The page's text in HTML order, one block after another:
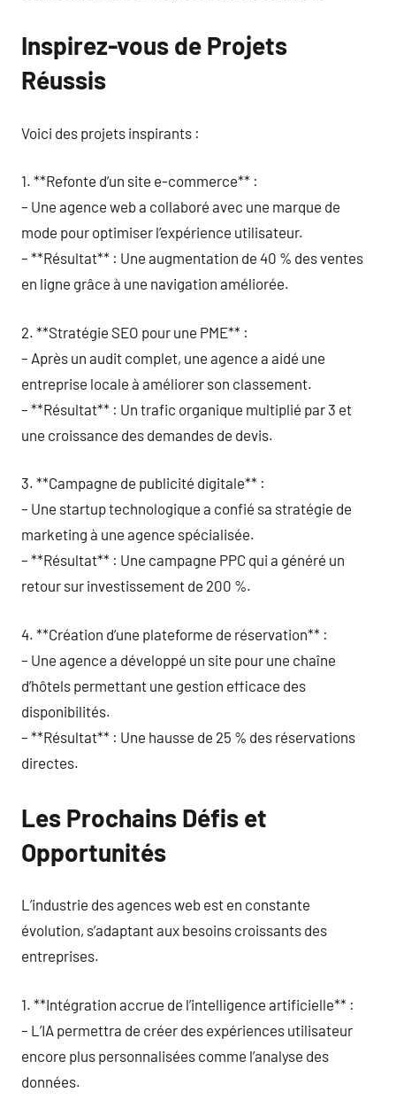
Inspirez-vous de Projets
Réussis
Voici des projets inspirants :
1. **Refonte d’un site e-commerce** :
– Une agence web a collaboré avec une marque de
mode pour optimiser l’expérience utilisateur.
– **Résultat** : Une augmentation de 40 % des ventes
en ligne grâce à une navigation améliorée.
2. **Stratégie SEO pour une PME** :
– Après un audit complet, une agence a aidé une
entreprise locale à améliorer son classement.
– **Résultat** : Un trafic organique multiplié par 3 et
une croissance des demandes de devis.
3. **Campagne de publicité digitale** :
– Une startup technologique a confié sa stratégie de
marketing à une agence spécialisée.
– **Résultat** : Une campagne PPC qui a généré un
retour sur investissement de 200 %.
4. **Création d’une plateforme de réservation** :
– Une agence a développé un site pour une chaîne
d’hôtels permettant une gestion efficace des
disponibilités.
– **Résultat** : Une hausse de 25 % des réservations
directes.
Les Prochains Défis et
Opportunités
L’industrie des agences web est en constante
évolution, s’adaptant aux besoins croissants des
entreprises.
1. **Intégration accrue de l’intelligence artificielle** :
– L’IA permettra de créer des expériences utilisateur
encore plus personnalisées comme l’analyse des
données.